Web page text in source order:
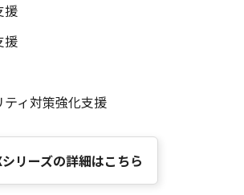
援
援
ィ対策強化支援
リーズの詳細はこちら